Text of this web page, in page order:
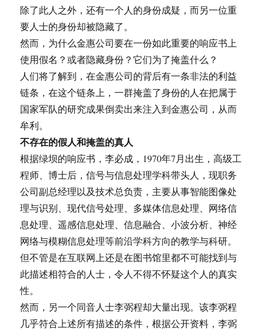
除了此人之外，还有一个人的身份成疑，而另一位重
要人士的身份却被隐藏了。
然而，为什么金惠公司要在一份如此重要的响应书上
使用假名？或者隐藏身份？它们为了掩盖什么？
人们将了解到，在金惠公司的背后有一条非法的利益
链条，在这个链条上，一群掩盖了身份的人在把属于
国家军队的研究成果倒卖出来注入到金惠公司，从而
牟利。
不存在的假人和掩盖的真人
根据绿坝的响应书，李必成，1970年7月出生，高级工
程师、博士后，信号与信息处理学科带头人，现职务
公司副总经理以及技术总负责，主要从事智能图像处
理与识别、现代信号处理、多媒体信息处理、网络信
息处理、遥感信息处理、信息融合、小波分析、神经
网络与模糊信息处理等前沿学科方向的教学与科研。
但不管是在互联网上还是在图书馆里都不可能找到与
此描述相符合的人士，令人不得不怀疑这个人的真实
性。
然而，另一个同音人士李弼程却大量出现。该李弼程
几乎符合上述所有描述的条件，根据公开资料，李弼